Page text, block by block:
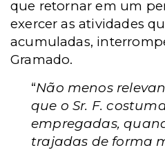
que retornar em um
exercer as atividades
acumuladas,
Gramado.
“Não menos
que o Sr. F.
empregadas,
trajadas de forma